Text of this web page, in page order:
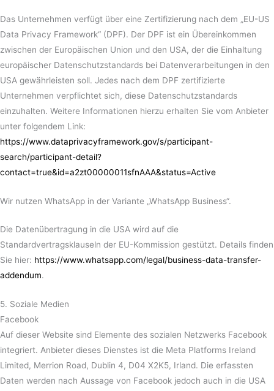
Das Unternehmen verfügt über eine Zertifizierung nach dem „EU-US
Data Privacy Framework“ (DPF). Der DPF ist ein Übereinkommen
zwischen der Europäischen Union und den USA, der die Einhaltung
europäischer Datenschutzstandards bei Datenverarbeitungen in den
USA gewährleisten soll. Jedes nach dem DPF zertifizierte
Unternehmen verpflichtet sich, diese Datenschutzstandards
einzuhalten. Weitere Informationen hierzu erhalten Sie vom Anbieter
unter folgendem Link:
https://www.dataprivacyframework.gov/s/participant-
search/participant-detail?
contact=true&id=a2zt00000011sfnAAA&status=Active
Wir nutzen WhatsApp in der Variante „WhatsApp Business“.
Die Datenübertragung in die USA wird auf die
Standardvertragsklauseln der EU-Kommission gestützt. Details finden
Sie hier: https://www.whatsapp.com/legal/business-data-transfer-
addendum.
5. Soziale Medien
Facebook
Auf dieser Website sind Elemente des sozialen Netzwerks Facebook
integriert. Anbieter dieses Dienstes ist die Meta Platforms Ireland
Limited, Merrion Road, Dublin 4, D04 X2K5, Irland. Die erfassten
Daten werden nach Aussage von Facebook jedoch auch in die USA